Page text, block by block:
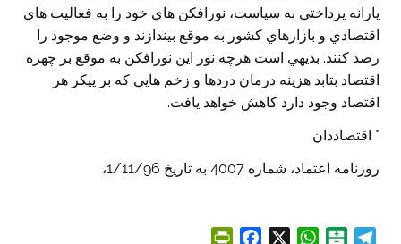
يارانه پرداختي به سياست، نورافكن هاي خود را به فعاليت هاي
اقتصادي و بازارهاي كشور به موقع بيندازند و وضع موجود را
رصد كنند. بديهي است هرچه نور اين نورافكن به موقع بر چهره
اقتصاد بتابد هزينه درمان دردها و زخم هايي كه بر پيكر هر
اقتصاد وجود دارد كاهش خواهد يافت.
* اقتصاددان
روزنامه اعتماد، شماره 4007 به تاريخ 1/11/96،
W